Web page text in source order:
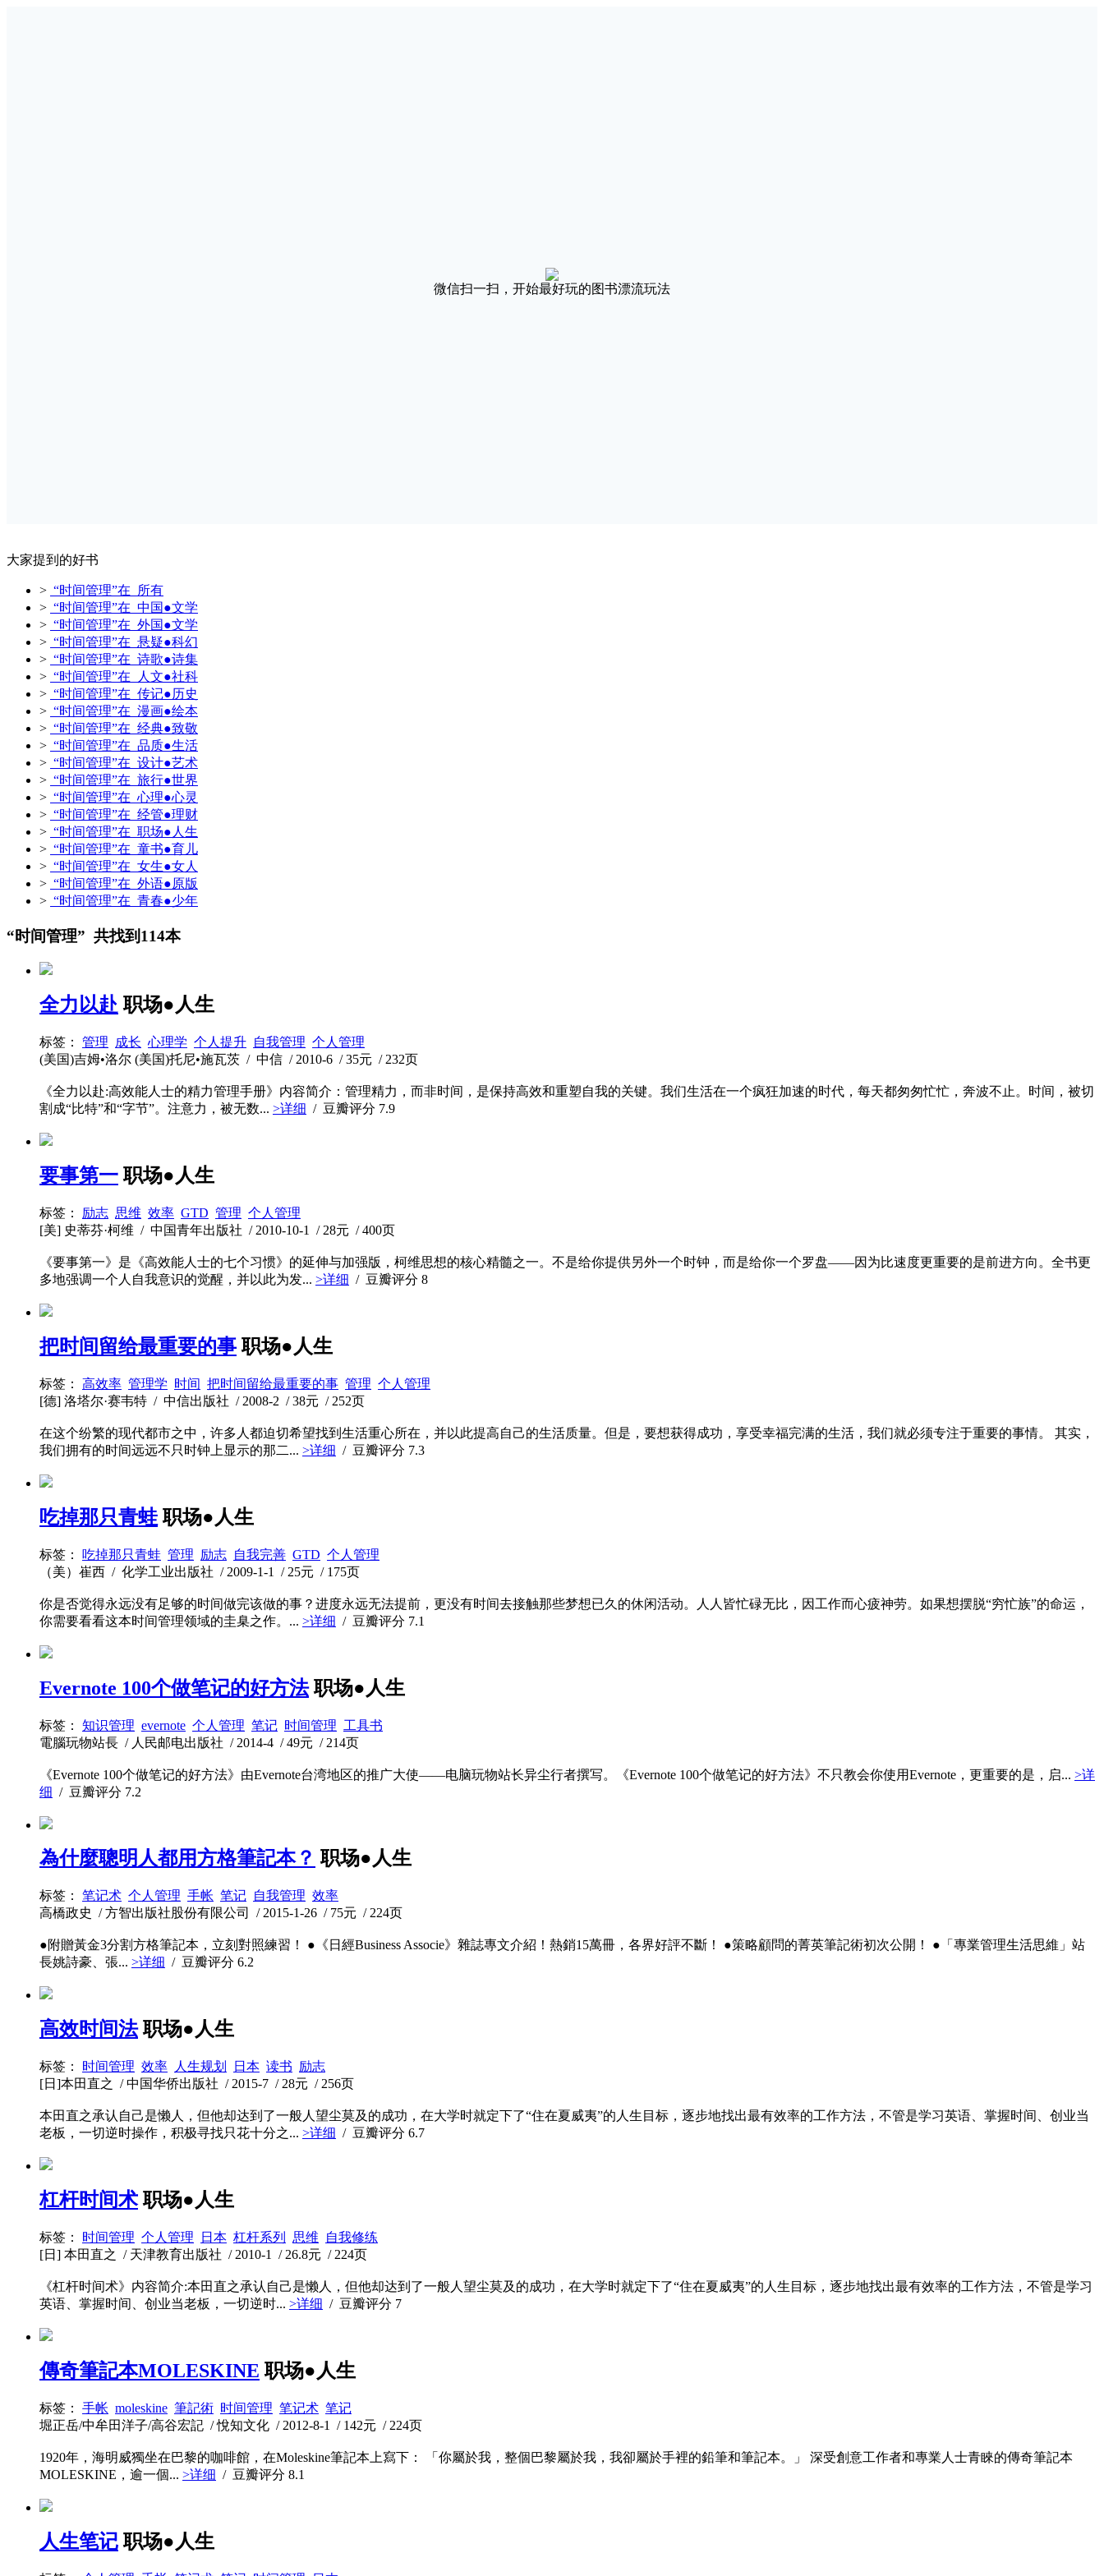
微信扫一扫，开始最好玩的图书漂流玩法
大家提到的好书
> “时间管理”在 所有
> “时间管理”在 中国●文学
> “时间管理”在 外国●文学
> “时间管理”在 悬疑●科幻
> “时间管理”在 诗歌●诗集
> “时间管理”在 人文●社科
> “时间管理”在 传记●历史
> “时间管理”在 漫画●绘本
> “时间管理”在 经典●致敬
> “时间管理”在 品质●生活
> “时间管理”在 设计●艺术
> “时间管理”在 旅行●世界
> “时间管理”在 心理●心灵
> “时间管理”在 经管●理财
> “时间管理”在 职场●人生
> “时间管理”在 童书●育儿
> “时间管理”在 女生●女人
> “时间管理”在 外语●原版
> “时间管理”在 青春●少年
“时间管理” 共找到114本
全力以赴 职场●人生
标签： 管理 成长 心理学 个人提升 自我管理 个人管理
(美国)吉姆•洛尔 (美国)托尼•施瓦茨 / 中信 / 2010-6 / 35元 / 232页
《全力以赴:高效能人士的精力管理手册》内容简介：管理精力，而非时间，是保持高效和重塑自我的关键。我们生活在一个疯狂加速的时代，每天都匆匆忙忙，奔波不止。时间，被切
割成“比特”和“字节”。注意力，被无数... >详细 / 豆瓣评分 7.9
要事第一 职场●人生
标签： 励志 思维 效率 GTD 管理 个人管理
[美] 史蒂芬·柯维 / 中国青年出版社 / 2010-10-1 / 28元 / 400页
《要事第一》是《高效能人士的七个习惯》的延伸与加强版，柯维思想的核心精髓之一。不是给你提供另外一个时钟，而是给你一个罗盘——因为比速度更重要的是前进方向。全书更
多地强调一个人自我意识的觉醒，并以此为发... >详细 / 豆瓣评分 8
把时间留给最重要的事 职场●人生
标签： 高效率 管理学 时间 把时间留给最重要的事 管理 个人管理
[德] 洛塔尔·赛韦特 / 中信出版社 / 2008-2 / 38元 / 252页
在这个纷繁的现代都市之中，许多人都迫切希望找到生活重心所在，并以此提高自己的生活质量。但是，要想获得成功，享受幸福完满的生活，我们就必须专注于重要的事情。 其实，
我们拥有的时间远远不只时钟上显示的那二... >详细 / 豆瓣评分 7.3
吃掉那只青蛙 职场●人生
标签： 吃掉那只青蛙 管理 励志 自我完善 GTD 个人管理
（美）崔西 / 化学工业出版社 / 2009-1-1 / 25元 / 175页
你是否觉得永远没有足够的时间做完该做的事？进度永远无法提前，更没有时间去接触那些梦想已久的休闲活动。人人皆忙碌无比，因工作而心疲神劳。如果想摆脱“穷忙族”的命运，
你需要看看这本时间管理领域的圭臬之作。... >详细 / 豆瓣评分 7.1
Evernote 100个做笔记的好方法 职场●人生
标签： 知识管理 evernote 个人管理 笔记 时间管理 工具书
電腦玩物站長 / 人民邮电出版社 / 2014-4 / 49元 / 214页
《Evernote 100个做笔记的好方法》由Evernote台湾地区的推广大使——电脑玩物站长异尘行者撰写。《Evernote 100个做笔记的好方法》不只教会你使用Evernote，更重要的是，启... >详
细 / 豆瓣评分 7.2
為什麼聰明人都用方格筆記本？ 职场●人生
标签： 笔记术 个人管理 手帐 笔记 自我管理 效率
高橋政史 / 方智出版社股份有限公司 / 2015-1-26 / 75元 / 224页
●附贈黃金3分割方格筆記本，立刻對照練習！ ●《日經Business Associe》雜誌專文介紹！熱銷15萬冊，各界好評不斷！ ●策略顧問的菁英筆記術初次公開！ ●「專業管理生活思維」站
長姚詩豪、張... >详细 / 豆瓣评分 6.2
高效时间法 职场●人生
标签： 时间管理 效率 人生规划 日本 读书 励志
[日]本田直之 / 中国华侨出版社 / 2015-7 / 28元 / 256页
本田直之承认自己是懒人，但他却达到了一般人望尘莫及的成功，在大学时就定下了“住在夏威夷”的人生目标，逐步地找出最有效率的工作方法，不管是学习英语、掌握时间、创业当
老板，一切逆时操作，积极寻找只花十分之... >详细 / 豆瓣评分 6.7
杠杆时间术 职场●人生
标签： 时间管理 个人管理 日本 杠杆系列 思维
自我修练
[日] 本田直之 / 天津教育出版社 / 2010-1 / 26.8元 / 224页
《杠杆时间术》内容简介:本田直之承认自己是懒人，但他却达到了一般人望尘莫及的成功，在大学时就定下了“住在夏威夷”的人生目标，逐步地找出最有效率的工作方法，不管是学习
英语、掌握时间、创业当老板，一切逆时... >详细 / 豆瓣评分 7
傳奇筆記本MOLESKINE 职场●人生
标签： 手帐 moleskine 筆記術 时间管理 笔记术 笔记
堀正岳/中牟田洋子/高谷宏記 / 悅知文化 / 2012-8-1 / 142元 / 224页
1920年，海明威獨坐在巴黎的咖啡館，在Moleskine筆記本上寫下： 「你屬於我，整個巴黎屬於我，我卻屬於手裡的鉛筆和筆記本。」 深受創意工作者和專業人士青睞的傳奇筆記本
MOLESKINE，逾一個... >详细 / 豆瓣评分 8.1
人生笔记 职场●人生